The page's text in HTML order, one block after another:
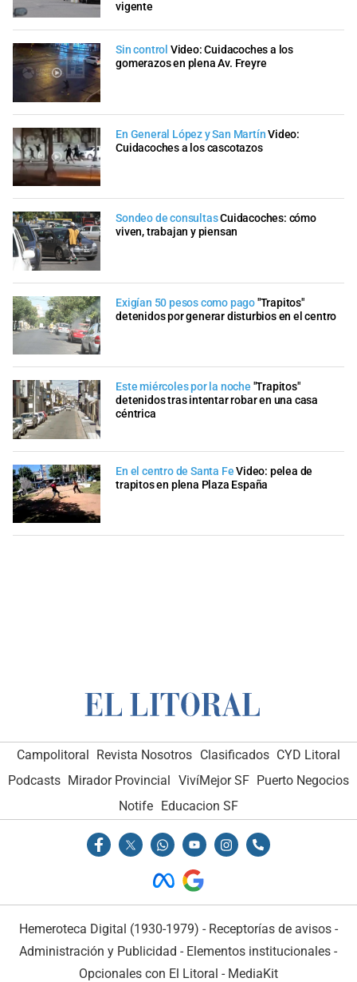
vigente
Sin control Video: Cuidacoches a los
gomerazos en plena Av. Freyre
En General López y San MartínVideo:
Cuidacoches a los cascotazos
Sondeo de consultasCuidacoches: cómo
viven, trabajan y piensan
Exigían 50 pesos como pago"Trapitos"
detenidos por generar disturbios en el centro
Este miércoles por la noche "Trapitos"
detenidos tras intentar robar en una casa
céntrica
En el centro de Santa FeVideo: pelea de
trapitos en plena Plaza España
Campolitoral Revista Nosotros Clasificados CYD Litoral
Podcasts Mirador Provincial VivíMejor SF Puerto Negocios
Notife Educacion SF
Hemeroteca Digital (1930-1979) - Receptorías de avisos -
Administración y Publicidad - Elementos institucionales -
Opcionales con El Litoral - MediaKit